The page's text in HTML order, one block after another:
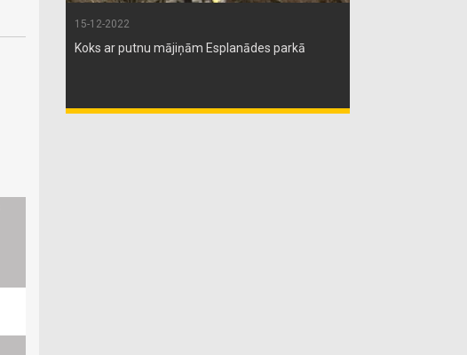
15-12-2022
Koks ar putnu mājiņām Esplanādes parkā